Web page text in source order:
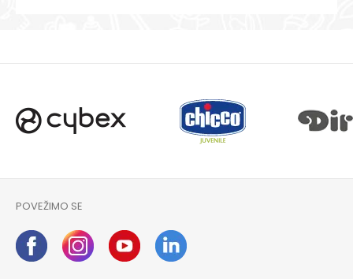
POVEŽIMO SE